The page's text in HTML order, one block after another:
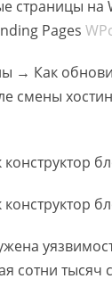
страницы на
Pages
→ Как
смены
конструктор
конструктор
сотни тысяч